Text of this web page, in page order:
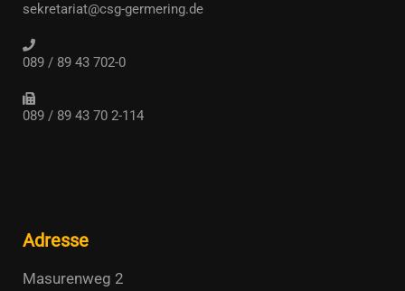
sekretariat@csg-germering.de
089 / 89 43 702-0
089 / 89 43 70 2-114
Adresse
Masurenweg 2